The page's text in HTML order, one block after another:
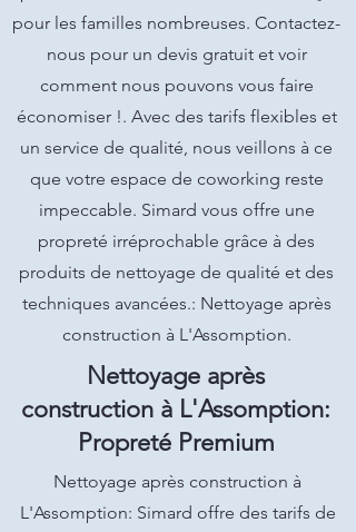
pour les familles nombreuses. Contactez-
nous pour un devis gratuit et voir
comment nous pouvons vous faire
économiser !. Avec des tarifs flexibles et
un service de qualité, nous veillons à ce
que votre espace de coworking reste
impeccable. Simard vous offre une
propreté irréprochable grâce à des
produits de nettoyage de qualité et des
techniques avancées.: Nettoyage après
construction à L'Assomption.
Nettoyage après
construction à L'Assomption:
Propreté Premium
Nettoyage après construction à
L'Assomption: Simard offre des tarifs de